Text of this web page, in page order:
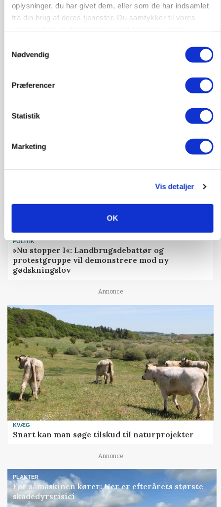
oplysninger, du har givet dem, eller som de har indsamlet
fra din brug af deres tjenester. Du samtykker til vores
Nødvendig
Præferencer
Statistik
Marketing
Vis detaljer
OK
GRISE
store besparelser
POLITIK
»Nu stopper I«: Landbrugsdebattør og
protestgruppe vil demonstrere mod ny
gødskningslov
Annonce
KVÆG
Snart kan man søge tilskud til naturprojekter
Annonce
PLANTER
Før såmaskinen kører: Her er efterårets største
skadedyrsrisici